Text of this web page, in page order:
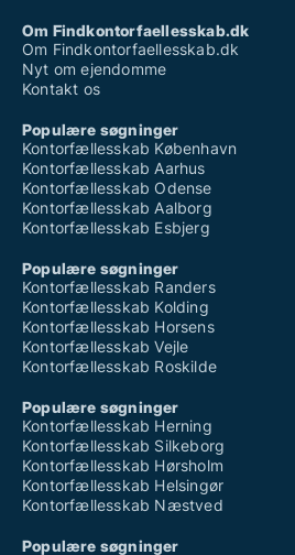
Om Findkontorfaellesskab.dk
Om Findkontorfaellesskab.dk
Nyt om ejendomme
Kontakt os
Populære søgninger
Kontorfællesskab København
Kontorfællesskab Aarhus
Kontorfællesskab Odense
Kontorfællesskab Aalborg
Kontorfællesskab Esbjerg
Populære søgninger
Kontorfællesskab Randers
Kontorfællesskab Kolding
Kontorfællesskab Horsens
Kontorfællesskab Vejle
Kontorfællesskab Roskilde
Populære søgninger
Kontorfællesskab Herning
Kontorfællesskab Silkeborg
Kontorfællesskab Hørsholm
Kontorfællesskab Helsingør
Kontorfællesskab Næstved
Populære søgninger